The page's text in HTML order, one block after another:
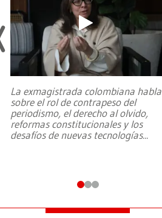
La exmagistrada colombiana habla
sobre el rol de contrapeso del
periodismo, el derecho al olvido,
reformas constitucionales y los
desafíos de nuevas tecnologías...